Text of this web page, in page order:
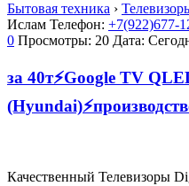
Бытовая техника ›
Ислам Телефон: +7(922)677-
0 Просмотры: 20 Дата:
за 40т⚡Google TV
Качественный Телевизоры